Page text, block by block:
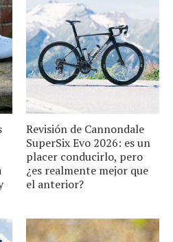
Revisión de Cannondale
SuperSix Evo 2026: es un
placer conducirlo, pero
¿es realmente mejor que
el anterior?